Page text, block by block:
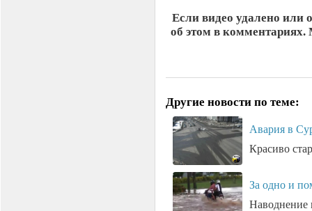
Если видео удалено или
об этом в комментариях.
Другие новости по теме:
Авария в
Красиво
За одно и
Наводнение